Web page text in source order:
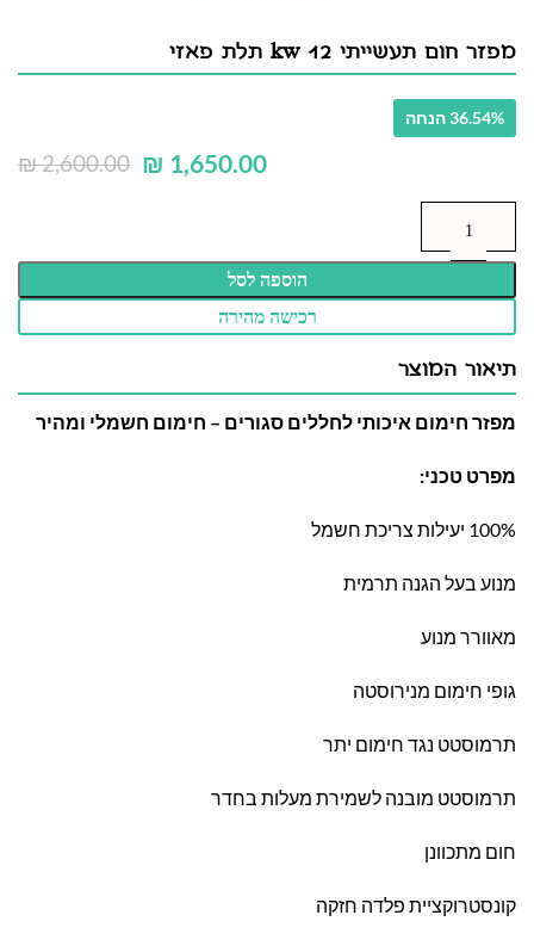
מפזר חום תעשייתי 12 kw תלת פאזי
36.54% הנחה
₪2,600.00 ₪ 1,650.00
הוספה לסל
רכישה מהירה
תיאור המוצר
מפזר חימום איכותי לחללים סגורים – חימום חשמלי ומהיר
מפרט טכני:
100% יעילות צריכת חשמל
מנוע בעל הגנה תרמית
מאוורר מנוע
גופי חימום מנירוסטה
תרמוסטט נגד חימום יתר
תרמוסטט מובנה לשמירת מעלות בחדר
חום מתכוונן
קונסטרוקציית פלדה חזקה